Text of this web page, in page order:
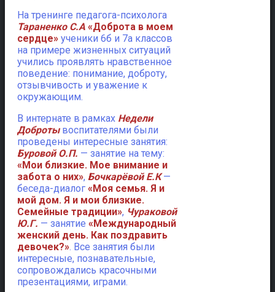
На тренинге педагога-психолога
Тараненко С.А «Доброта в моем
сердце» ученики 6б и 7а классов
на примере жизненных ситуаций
учились проявлять нравственное
поведение: понимание, доброту,
отзывчивость и уважение к
окружающим.
В интернате в рамках Недели
Добротывоспитателями были
проведены интересные занятия:
Буровой О.П. — занятие на тему:
«Мои близкие. Мое внимание и
забота о них», Бочкарёвой Е.К—
беседа-диалог «Моя семья. Я и
мой дом. Я и мои близкие.
Семейные традиции», Чураковой
Ю.Г. — занятие «Международный
женский день. Как поздравить
девочек?». Все занятия были
интересные, познавательные,
сопровождались красочными
презентациями, играми.